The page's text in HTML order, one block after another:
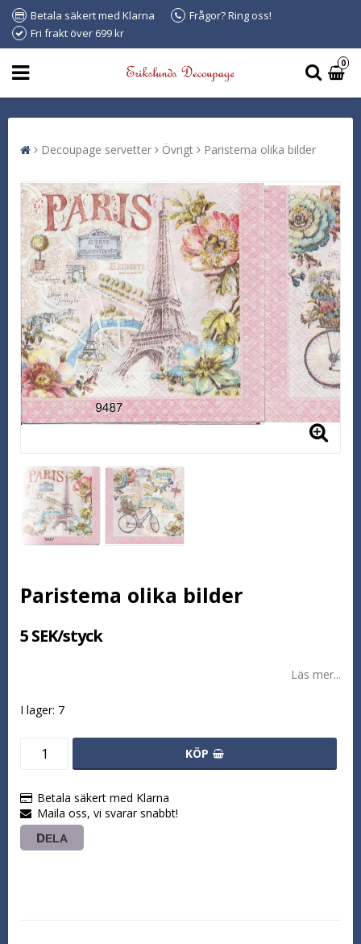
Betala säkert med Klarna
Frågor? Ring oss!
Fri frakt över 699 kr
0
Decoupage servetter Övrigt Paristema olika bilder
Paristema olika bilder
5 SEK/styck
Läs mer...
I lager: 7
KÖP
Betala säkert med Klarna
Maila oss, vi svarar snabbt!
DELA